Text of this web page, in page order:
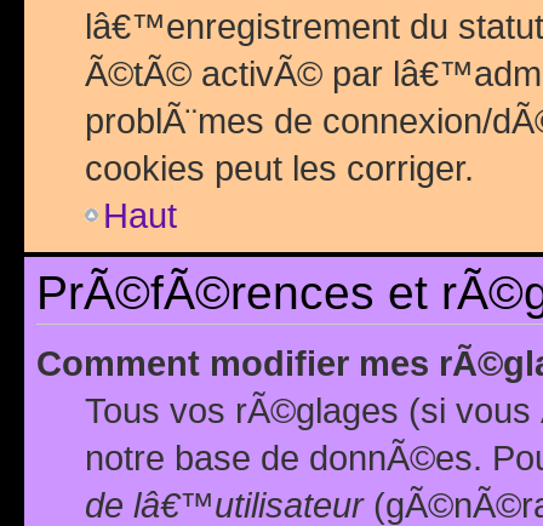
lâ€™enregistrement du
Ã©tÃ© activÃ© par
problÃ¨mes de connexion/
cookies peut les corriger.
Haut
PrÃ©fÃ©rences et
Comment modifier mes
Tous vos rÃ©glages (si
notre base de donnÃ©es.
de lâ€™utilisateur